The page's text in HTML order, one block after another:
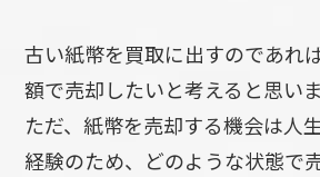
古い紙幣を買取に出すのであれ
額で売却したいと考えると思いま
ただ、紙幣を売却する機会は人
経験のため、どのような状態で